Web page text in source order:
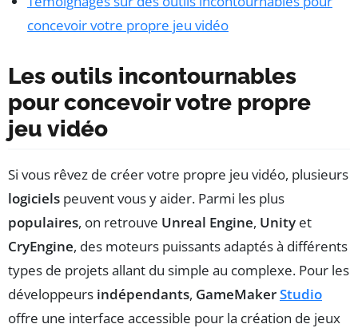
concevoir votre propre jeu vidéo
Les outils incontournables
pour concevoir votre propre
jeu vidéo
Si vous rêvez de créer votre propre jeu vidéo, plusieurs
logiciels peuvent vous y aider. Parmi les plus
populaires, on retrouve Unreal Engine, Unity et
CryEngine, des moteurs puissants adaptés à différents
types de projets allant du simple au complexe. Pour les
développeurs indépendants, GameMakerStudio
offre une interface accessible pour la création de jeux